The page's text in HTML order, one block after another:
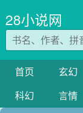
28小说网
首页 玄幻
科幻
言情